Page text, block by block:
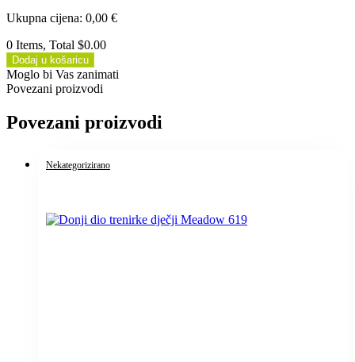
Ukupna cijena: 0,00 €
0 Items, Total $0.00
Dodaj u košaricu
Moglo bi Vas zanimati
Povezani proizvodi
Povezani proizvodi
Nekategorizirano